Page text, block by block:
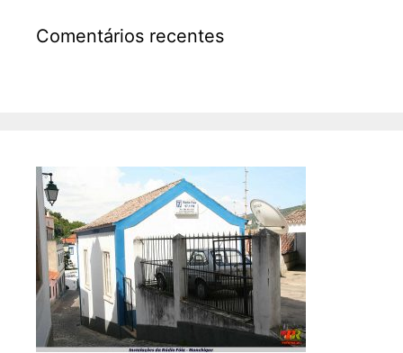
Comentários recentes